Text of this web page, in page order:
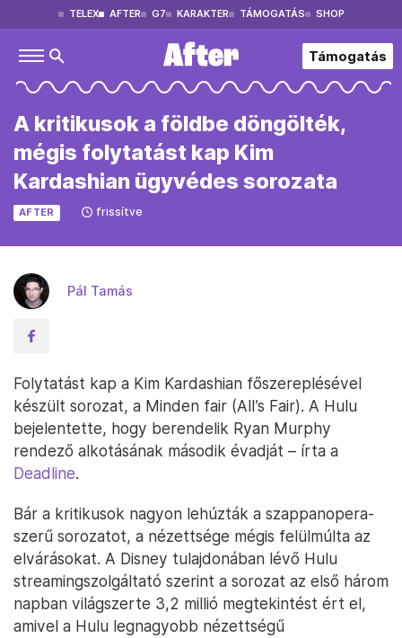
TELEX AFTER G7 KARAKTER TÁMOGATÁS SHOP
Támogatás
A kritikusok a földbe döngölték,
mégis folytatást kap Kim
Kardashian ügyvédes sorozata
AFTER frissítve
Pál Tamás
Folytatást kap a Kim Kardashian főszereplésével
készült sorozat, a Minden fair (All’s Fair). A Hulu
bejelentette, hogy berendelik Ryan Murphy
rendező alkotásának második évadját – írta a
Deadline.
Bár a kritikusok nagyon lehúzták a szappanopera-
szerű sorozatot, a nézettsége mégis felülmúlta az
elvárásokat. A Disney tulajdonában lévő Hulu
streamingszolgáltató szerint a sorozat az első három
napban világszerte 3,2 millió megtekintést ért el,
amivel a Hulu legnagyobb nézettségű